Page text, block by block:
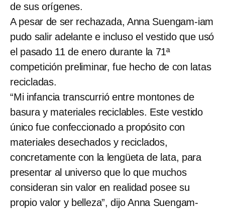
de sus orígenes.
A pesar de ser rechazada, Anna Suengam-iam
pudo salir adelante e incluso el vestido que usó
el pasado 11 de enero durante la 71ª
competición preliminar, fue hecho de con latas
recicladas.
“Mi infancia transcurrió entre montones de
basura y materiales reciclables. Este vestido
único fue confeccionado a propósito con
materiales desechados y reciclados,
concretamente con la lengüeta de lata, para
presentar al universo que lo que muchos
consideran sin valor en realidad posee su
propio valor y belleza”, dijo Anna Suengam-